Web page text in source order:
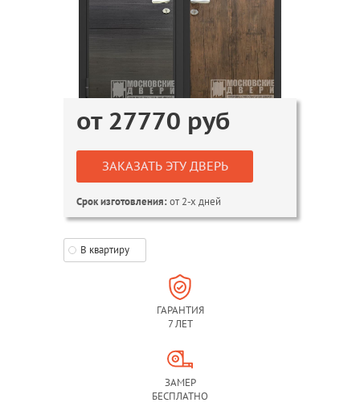
от 27770 руб
ЗАКАЗАТЬ ЭТУ ДВЕРЬ
Срок изготовления:от 2-х дней
В квартиру
ГАРАНТИЯ
7 ЛЕТ
ЗАМЕР
БЕСПЛАТНО